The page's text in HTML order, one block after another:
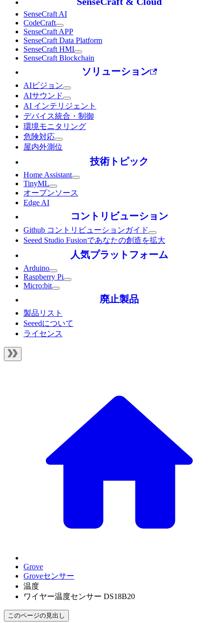
SenseCraft AI
CodeCraft
SenseCraft APP
SenseCraft Data Platform
SenseCraft HMI
SenseCraft Blockchain
ソリューション
AIビジョン
AIサウンド
AI インテリジェント
デバイス統合・制御
環境モニタリング
危険対応
屋内外測位
技術トピック
Home Assistant
TinyML
オープンソース
Edge AI
コントリビューション
Github コントリビューションガイド
Seeed Studio Fusionであなたの創造を拡大
人気プラットフォーム
Arduino
Raspberry Pi
Micro:bit
廃止製品
製品リスト
Seeedについて
ライセンス
Grove
Groveセンサー
温度
ワイヤー温度センサー DS18B20
このページの見出し